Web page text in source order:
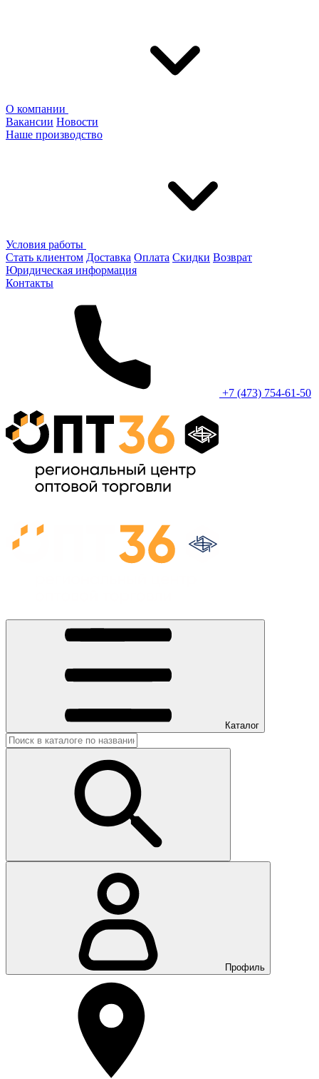
О компании
Вакансии Новости
Наше производство
Условия работы
Стать клиентом Доставка Оплата Скидки Возврат
Юридическая информация
Контакты
+7 (473) 754-61-50
Каталог
Профиль